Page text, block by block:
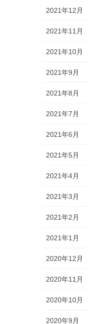
2021年12月
2021年11月
2021年10月
2021年9月
2021年8月
2021年7月
2021年6月
2021年5月
2021年4月
2021年3月
2021年2月
2021年1月
2020年12月
2020年11月
2020年10月
2020年9月